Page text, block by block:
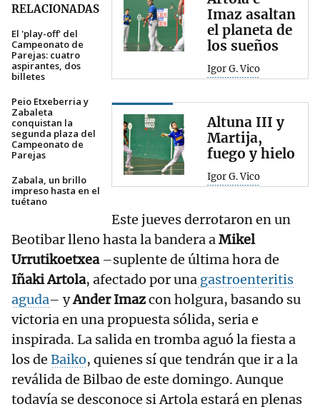
RELACIONADAS
El 'play-off' del
Campeonato de
Parejas: cuatro
aspirantes, dos
billetes
Peio Etxeberria y
Zabaleta
conquistan la
segunda plaza del
Campeonato de
Parejas
Zabala, un brillo
impreso hasta en el
tuétano
Imaz asaltan
el planeta de
los sueños
Igor G. Vico
Altuna III y
Martija,
fuego y hielo
Igor G. Vico
Este jueves derrotaron en un
Beotibar lleno hasta la bandera a Mikel
Urrutikoetxea–suplente de última hora de
Iñaki Artola, afectado por una gastroenteritis
aguda– yAnder Imazcon holgura, basando su
victoria en una propuesta sólida, seria e
inspirada. La salida en tromba aguó la fiesta a
los de Baiko, quienes sí que tendrán que ir a la
reválida de Bilbao de este domingo. Aunque
todavía se desconoce si Artola estará en plenas